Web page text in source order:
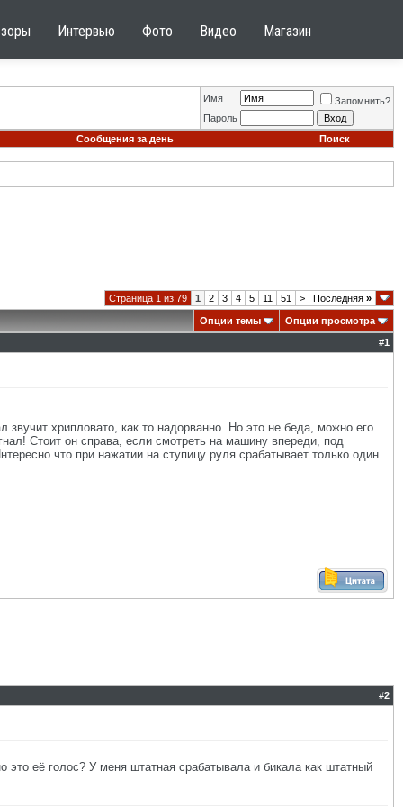
Интервью Фото Видео Магазин
Имя
Запомнить?
Пароль
Сообщения за день
Поиск
Страница 1 из 79 1 2 3 4 5 11 51 > Последняя »
Опции темы
Опции просмотра
#1
хрипловато, как то надорванно. Но это не беда, можно его
Стоит он справа, если смотреть на машину впереди, под
что при нажатии на ступицу руля срабатывает только один
#2
её голос? У меня штатная срабатывала и бикала как штатный